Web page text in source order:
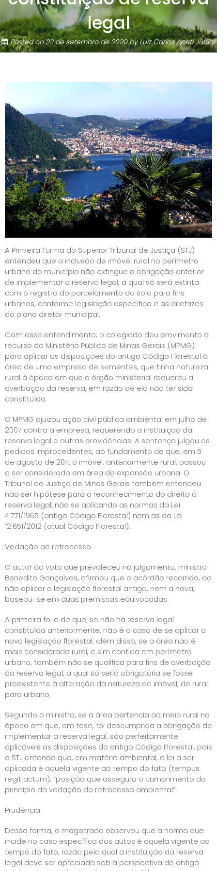
legal
Posted on22 de setembro de 2020byLuiz Carlos Aceti Júnior
A Primeira Turma do Superior Tribunal de Justiça (STJ)
entendeu que a inclusão de imóvel rural no perímetro
urbano do município não extingue a obrigação anterior
de implementar a reserva legal, a qual só será extinta
com o registro do parcelamento do solo para fins
urbanos, conforme legislação específica e as diretrizes
do plano diretor municipal.
Com esse entendimento, o colegiado deu provimento a
recurso do Ministério Público de Minas Gerais (MPMG)
para aplicar as disposições do antigo Código Florestal à
área de uma empresa de sementes, que tinha natureza
rural à época em que o órgão ministerial requereu a
averbação da reserva, em razão de ela não ter sido
constituída.
O MPMG ajuizou ação civil pública ambiental em julho de
2007 contra a empresa, requerendo a instituição da
reserva legal e outras providências. A sentença julgou os
pedidos improcedentes, ao fundamento de que, em 5
de agosto de 2011, o imóvel, anteriormente rural, passou
a ser considerado em área de expansão urbana. O
Tribunal de Justiça de Minas Gerais também entendeu
não ser hipótese para o reconhecimento do direito à
reserva legal, não se aplicando as normas da Lei
4.771/1965 (antigo Código Florestal) nem as da Lei
12.651/2012 (atual Código Florestal).
Vedação ao retrocesso
O autor do voto que prevaleceu no julgamento, ministro
Benedito Gonçalves, afirmou que o acórdão recorrido, ao
não aplicar a legislação florestal antiga, nem a nova,
baseou-se em duas premissas equivocadas.
A primeira foi a de que, se não há reserva legal
constituída anteriormente, não é o caso de se aplicar a
nova legislação florestal; além disso, se a área não é
mais considerada rural, e sim contida em perímetro
urbano, também não se qualifica para fins de averbação
da reserva legal, a qual só seria obrigatória se fosse
preexistente à alteração da natureza do imóvel, de rural
para urbano.
Segundo o ministro, se a área pertencia ao meio rural na
época em que, em tese, foi descumprida a obrigação de
implementar a reserva legal, são perfeitamente
aplicáveis as disposições do antigo Código Florestal, pois
o STJ entende que, em matéria ambiental, a lei a ser
aplicada é aquela vigente ao tempo do fato (tempus
regit actum), “posição que assegura o cumprimento do
princípio da vedação do retrocesso ambiental”.
Prudência
Dessa forma, o magistrado observou que a norma que
incide no caso específico dos autos é aquela vigente ao
tempo do fato, razão pela qual a instituição da reserva
legal deve ser apreciada sob a perspectiva do antigo